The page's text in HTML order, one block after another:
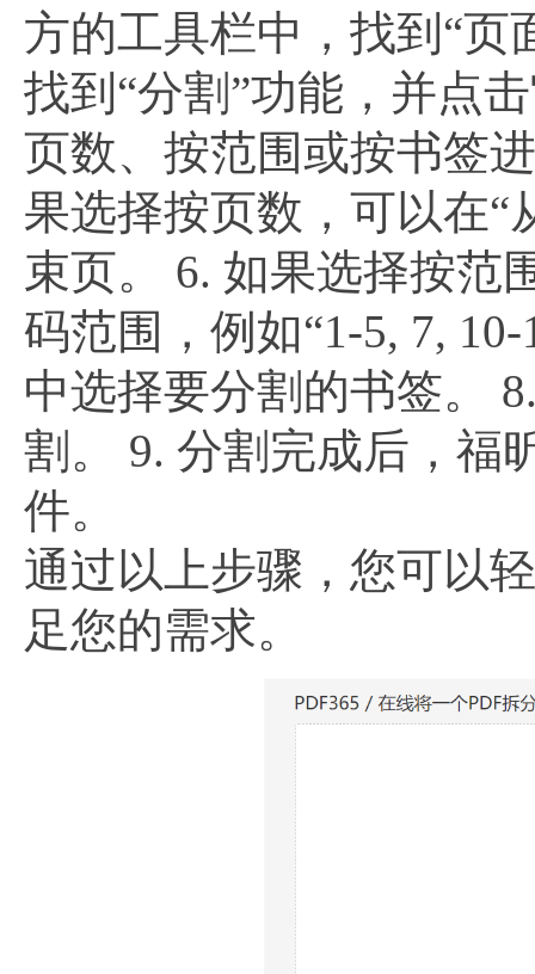
方的工具栏中，找到“页
找到“分割”功能，并点
页数、按范围或按书签
果选择按页数，可以在“
束页。 6. 如果选择按范
码范围，例如“1-5, 7,
中选择要分割的书签。
割。 9. 分割完成后，福
件。
通过以上步骤，您可以
足您的需求。